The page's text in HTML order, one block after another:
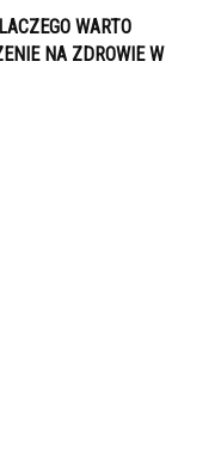
WARTO
NA ZDROWIE W